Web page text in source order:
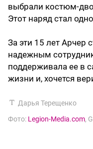
выбрали костюм-
Этот наряд стал
За эти 15 лет Арчер
надежным
поддерживала ее в
жизни и, хочется
Дарья Терещенко
Фото: Legion-Media.com,